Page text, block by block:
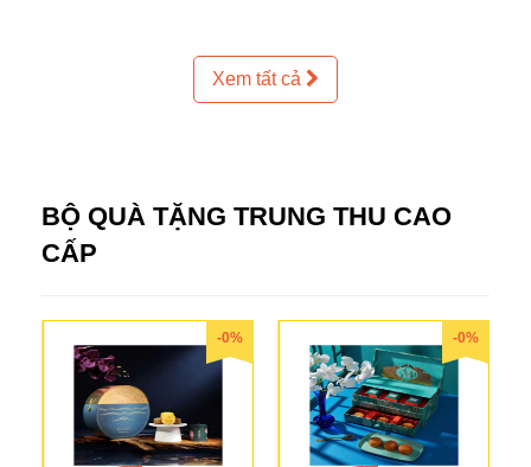
Xem tất cả
BỘ QUÀ TẶNG TRUNG THU CAO
CẤP
-0% -0%